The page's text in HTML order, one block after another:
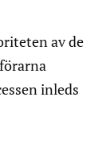
av de
inleds